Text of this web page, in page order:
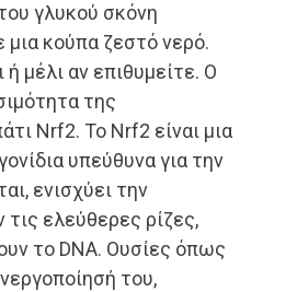
γλυκού σκόνη
μια κούπα ζεστό νερό.
μέλι αν επιθυμείτε. Ο
της
Nrf2. Το Nrf2 είναι μια
υπεύθυνα για την
ενισχύει την
ελεύθερες ρίζες,
το DNA. Ουσίες όπως
του,